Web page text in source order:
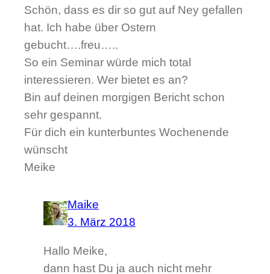
Schön, dass es dir so gut auf Ney gefallen
hat. Ich habe über Ostern
gebucht….freu…..
So ein Seminar würde mich total
interessieren. Wer bietet es an?
Bin auf deinen morgigen Bericht schon
sehr gespannt.
Für dich ein kunterbuntes Wochenende
wünscht
Meike
Maike
3. März 2018
Hallo Meike,
dann hast Du ja auch nicht mehr